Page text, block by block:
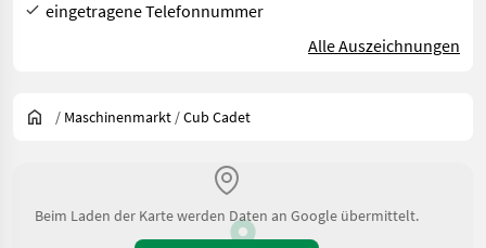
eingetragene Telefonnummer
Alle Auszeichnungen
/ Maschinenmarkt /Cub Cadet
Beim Laden der Karte werden Daten an Google übermittelt.